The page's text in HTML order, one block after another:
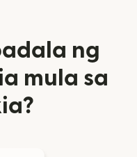
ng
mula sa